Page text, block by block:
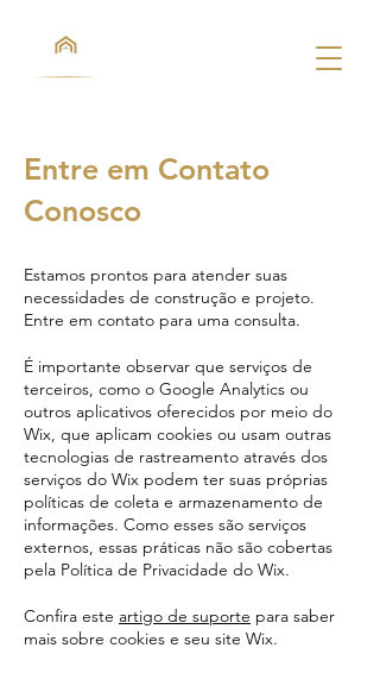
Entre em Contato
Conosco
Estamos prontos para atender suas
necessidades de construção e projeto.
Entre em contato para uma consulta.
É importante observar que serviços de
terceiros, como o Google Analytics ou
outros aplicativos oferecidos por meio do
Wix, que aplicam cookies ou usam outras
tecnologias de rastreamento através dos
serviços do Wix podem ter suas próprias
políticas de coleta e armazenamento de
informações. Como esses são serviços
externos, essas práticas não são cobertas
pela Política de Privacidade do Wix.
Confira este artigo de suporte para saber
mais sobre cookies e seu site Wix.